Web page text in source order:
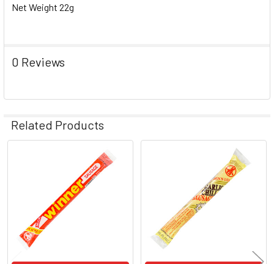
Net Weight 22g
0 Reviews
Related Products
Products